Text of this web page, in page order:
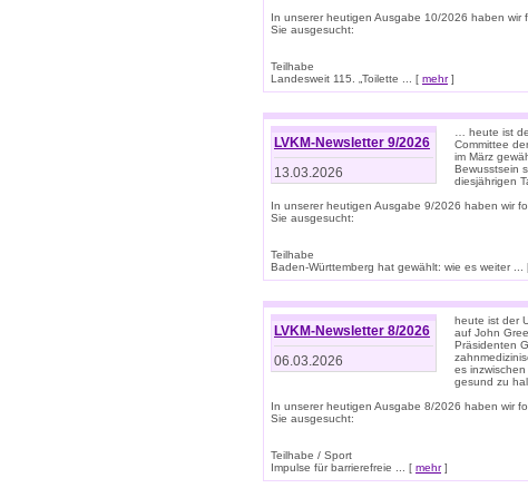
In unserer heutigen Ausgabe 10/2026 haben
Sie ausgesucht:
Teilhabe
Landesweit 115. „Toilette ... [ mehr]
LVKM-Newsletter 9/2026
13.03.2026
… heute ist
Committee
im März
Bewusstsein
diesjährigen
In unserer heutigen Ausgabe 9/2026 haben wir
Sie ausgesucht:
Teilhabe
Baden-Württemberg hat gewählt: wie es weiter ...
LVKM-Newsletter 8/2026
06.03.2026
heute ist der
auf John
Präsidenten
es
gesund zu
In unserer heutigen Ausgabe 8/2026 haben wir
Sie ausgesucht:
Teilhabe / Sport
Impulse für barrierefreie ... [ mehr]